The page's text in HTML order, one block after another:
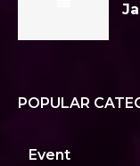
POPULAR
Event